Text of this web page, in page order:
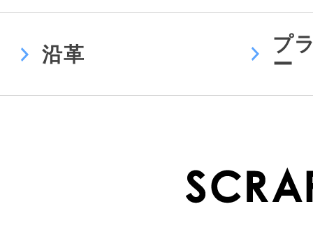
沿革
プ
ー